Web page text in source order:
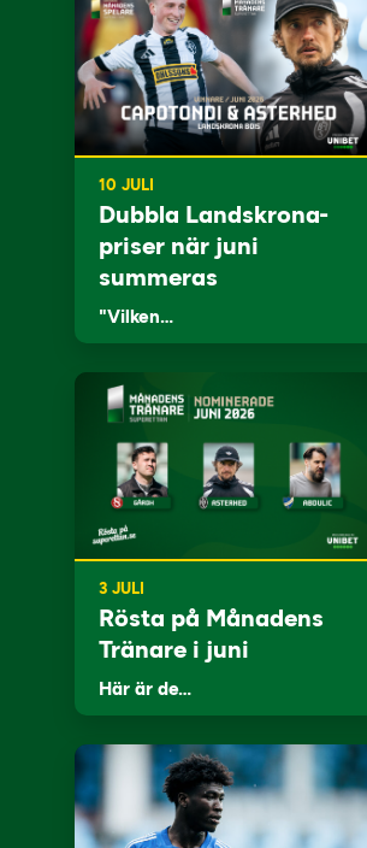
10 JULI
Dubbla Landskrona-
priser när juni
summeras
"Vilken…
3 JULI
Rösta på Månadens
Tränare i juni
Här är de…